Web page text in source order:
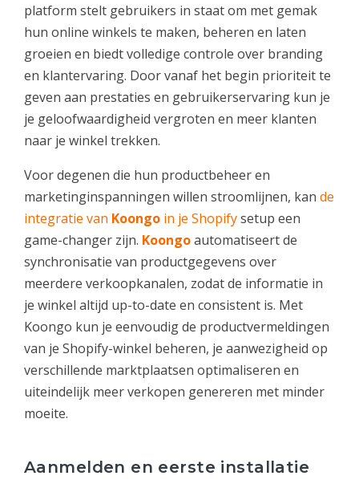
platform stelt gebruikers in staat om met gemak
hun online winkels te maken, beheren en laten
groeien en biedt volledige controle over branding
en klantervaring. Door vanaf het begin prioriteit te
geven aan prestaties en gebruikerservaring kun je
je geloofwaardigheid vergroten en meer klanten
naar je winkel trekken.
Voor degenen die hun productbeheer en
marketinginspanningen willen stroomlijnen, kan de
integratie van Koongo in je Shopifysetup een
game-changer zijn. Koongoautomatiseert de
synchronisatie van productgegevens over
meerdere verkoopkanalen, zodat de informatie in
je winkel altijd up-to-date en consistent is. Met
Koongo kun je eenvoudig de productvermeldingen
van je Shopify-winkel beheren, je aanwezigheid op
verschillende marktplaatsen optimaliseren en
uiteindelijk meer verkopen genereren met minder
moeite.
Aanmelden en eerste installatie